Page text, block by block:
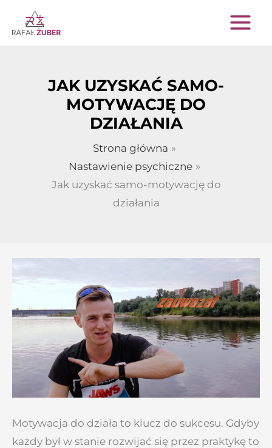
Przejdź
do
JAK UZYSKAĆ SAMO-
MOTYWACJĘ DO
DZIAŁANIA
Strona główna
Nastawienie psychiczne
Jak uzyskać samo-motywację do
działania
Motywacja do działa to klucz do sukcesu. Gdyby
każdy był w stanie rozwijać się przez praktykę to